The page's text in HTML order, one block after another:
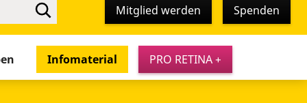
Mitglied werden Spenden
Infomaterial PRO RETINA +